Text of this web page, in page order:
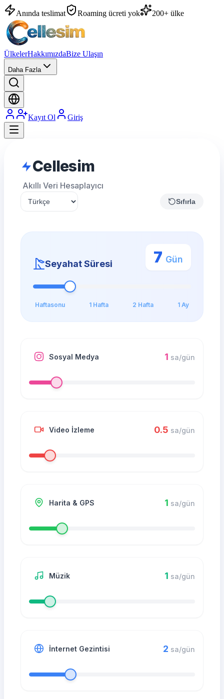
Anında teslimat Roaming ücreti yok 200+ ülke
ÜlkelerHakkımızdaBize Ulaşın
Daha Fazla
Kayıt Ol Giriş
Cellesim
Akıllı Veri Hesaplayıcı
Sıfırla
Seyahat Süresi 7 Gün
Haftasonu 1 Hafta 2 Hafta 1 Ay
Sosyal Medya 1 sa/gün
Video İzleme 0.5 sa/gün
Harita & GPS 1 sa/gün
Müzik 1 sa/gün
İnternet Gezintisi 2 sa/gün